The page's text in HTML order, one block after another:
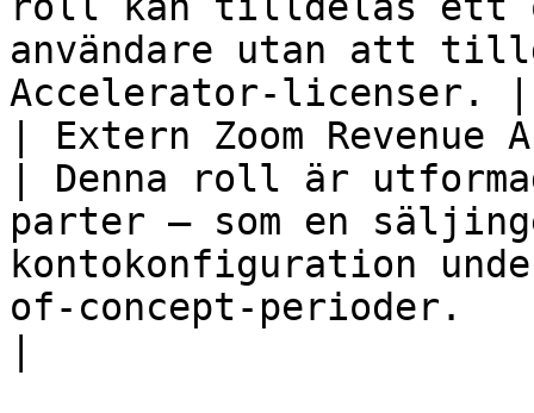
användare utan att
Accelerator-licenser. |
| Extern Zoom Revenue
| Denna roll är
parter — som en
kontokonfiguration
of-concept-perioder.